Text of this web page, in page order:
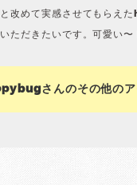
改めて実感させてもらえ
ただきたいです。可愛い〜
さんのその他のア